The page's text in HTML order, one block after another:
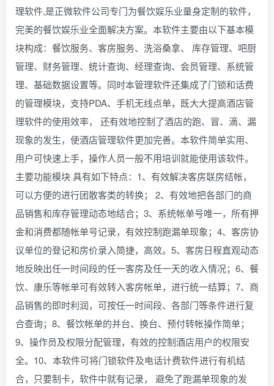
理软件,是正微软件公司专门为餐饮娱乐业量身定制的软件，
完美的餐饮娱乐业全面解决方案。本软件主要由以下基本模
块构成：餐饮服务、客房服务、洗浴桑拿、 库存管理、吧厨
管理、财务管理、统计查询、经理查询、会员管理、系统管
理、基础数据设置等。同时本管理软件还集成了门锁和话费
的管理模块，支持PDA、手机无线点单，既大大提高酒店管
理软件的使用效率， 还有效地控制了酒店的跑、冒、滴、漏
现象的发生，使酒店管理软件更加完善。本软件简单实用、
用户可快速上手，操作人员一般不用培训就能使用该软件。
主要功能模块 具有如下特点：1、有效解决客房联房结帐，
可以方便的进行团散客类的转换； 2、有效地把各部门的商
品销售和库存管理动态地结合；3、系统帐单号唯一，所有押
金和消费都随帐单号记录，有效控制跑漏单现象；4、客房协
议单位的登记和房价录入简捷，高效。5、客房日程直观动态
地反映出任一时间段的任一客房及任一天的收入情况；6、餐
饮、康乐等帐单可有效转入客房帐单，进行统一结算；7、商
品销售的即时利润，可按任一时间段、各部门等条件进行复
合查询；8、餐饮帐单的并台、换台、预付转帐操作简单；
9、操作员及权限分配管理，有效的控制酒店用户的权限安
全。10、本软件可将门锁软件及电话计费软件进行有机结
合，只要制卡，软件中就有记录， 避免了跑漏单现象的发